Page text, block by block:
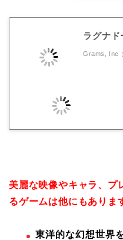
ラグナド
Grams, Inc
美麗な映像やキャラ、プ
るゲームは他にもありま
東洋的な幻想世界